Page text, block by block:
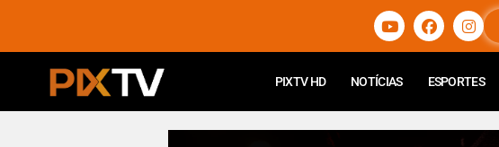
PIXTV HD NOTÍCIAS ESPORTES